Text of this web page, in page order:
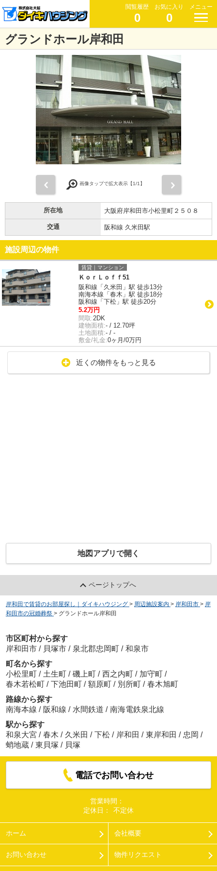
閲覧履歴
0
お気に入り
0
メニュー
グランドホール岸和田
画像タップで拡大表示【1/1】
所在地 大阪府岸和田市小松里町２５０８
交通 阪和線 久米田駅
施設周辺の物件
賃貸｜マンション
ＫｏｒＬｏｆｆ51
阪和線「久米田」駅 徒歩13分
南海本線「春木」駅 徒歩18分
阪和線「下松」駅 徒歩20分
5.2万円
間取:2DK
建物面積:- / 12.70坪
土地面積:- / -
敷金/礼金:0ヶ月/0万円
近くの物件をもっと見る
地図アプリで開く
ページトップへ
岸和田で賃貸のお部屋探し｜ダイキハウジング > 周辺施設案内 > 岸和田市 > 岸
和田市の冠婚葬祭 > グランドホール岸和田
市区町村から探す
岸和田市 / 貝塚市 / 泉北郡忠岡町 / 和泉市
町名から探す
小松里町 / 土生町 / 磯上町 / 西之内町 / 加守町 /
春木若松町 / 下池田町 / 額原町 / 別所町 / 春木旭町
路線から探す
南海本線 / 阪和線 / 水間鉄道 / 南海電鉄泉北線
駅から探す
和泉大宮 / 春木 / 久米田 / 下松 / 岸和田 / 東岸和田 / 忠岡 /
蛸地蔵 / 東貝塚 / 貝塚
電話でお問い合わせ
営業時間：
定休日：
不定休
ホーム 会社概要
お問い合わせ 物件リクエスト